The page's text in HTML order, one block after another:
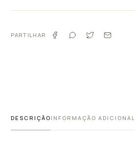
PARTILHAR
DESCRIÇÃO INFORMAÇÃO ADICIONAL